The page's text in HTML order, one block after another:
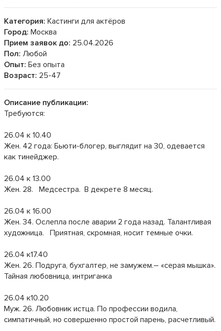
Категория: Кастинги для актёров
Город: Москва
Прием заявок до: 25.04.2026
Пол: Любой
Опыт: Без опыта
Возраст: 25-47
Описание публикации:
Требуются:
26.04 к 10.40
Жен. 42 года: Бьюти-блогер, выглядит на 30, одевается
как тинейджер.
26.04 к 13.00
Жен. 28. Медсестра. В декрете 8 месяц.
26.04 к 16.00
Жен. 34. Ослепла после аварии 2 года назад. Талантливая
художница. Приятная, скромная, носит темные очки.
26.04 к17.40
Жен. 26. Подруга, бухгалтер, не замужем.– «серая мышка».
Тайная любовница, интриганка
26.04 к10.20
Муж. 26. Любовник истца. По профессии водила,
симпатичный, но совершенно простой парень, расчетливый.